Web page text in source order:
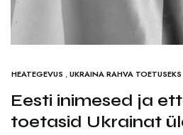
HEATEGEVUS ,UKRAINA RAHVA TOETUSEKS
Eesti inimesed ja
toetasid Ukrainat